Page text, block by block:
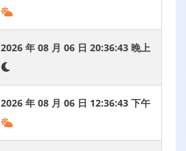
2026 年 08 月 06 日 20:36:44 晚上
2026 年 08 月 06 日 12:36:44 下午